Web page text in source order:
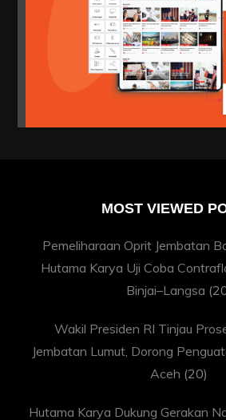
MOST VIEWED
Pemeliharaan Oprit Jembatan
Hutama Karya Uji Coba
Binjai–Langsa
Wakil Presiden RI Tinjau
Jembatan Lumut, Dorong
Aceh (20)
Hutama Karya Dukung Gerakan